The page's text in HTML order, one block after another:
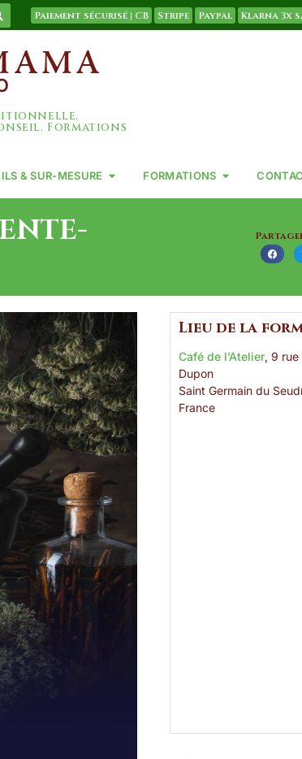
Paiement sécurisé | CB Stripe Paypal Klarna 3x
Formations
& SUR-MESURE FORMATIONS
Lieu de la
Café de l’Atelier, 9 rue
Dupon
Saint Germain du
France